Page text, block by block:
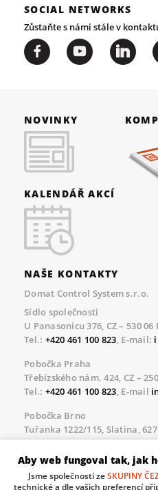
SOCIAL NETWORKS
Zůstaňte s námi stále v
NOVINKY
KALENDÁŘ AKCÍ
NAŠE KONTAKTY
Domat Control System s.r.o.
Sídlo společnosti
U Panasonicu 376, CZ – 530
Tel.: +420 461 100 823, E-mail:
Pobočka Praha
Třebízského nám. 424, CZ –
Tel.: +420 461 100 823, E-mail
Pobočka Brno
Tuřanka 1222/115, Slatina,
Tel.:+420 461 100 823, E-mail
Servisní linka pro námi
Po – Pá 8.30 – 17.00
Aby web fungoval tak, jak
Jsme společnosti zeSKUPINY
technické a dle vašich preferencí